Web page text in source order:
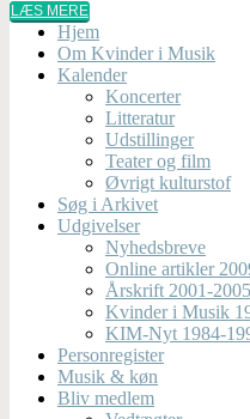
LÆS MERE
Hjem
Om Kvinder i Musik
Kalender
Koncerter
Litteratur
Udstillinger
Teater og film
Øvrigt kulturstof
Søg i Arkivet
Udgivelser
Nyhedsbreve
Online artikler
Årskrift 2001-2005
Kvinder i Musik
KIM-Nyt 1984-
Personregister
Musik & køn
Bliv medlem